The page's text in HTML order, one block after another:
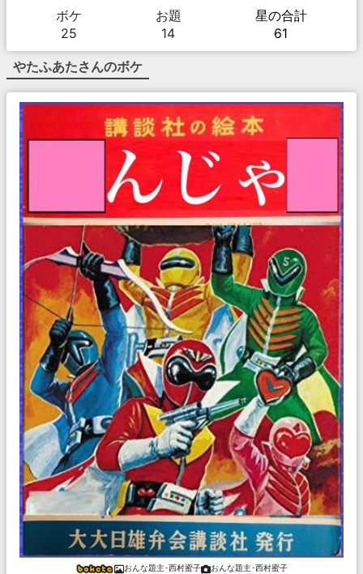
ボケ
25
お題
14
星の合計
61
やたふあたさんのボケ
おんな題主･西村蜜子 おんな題主･西村蜜子